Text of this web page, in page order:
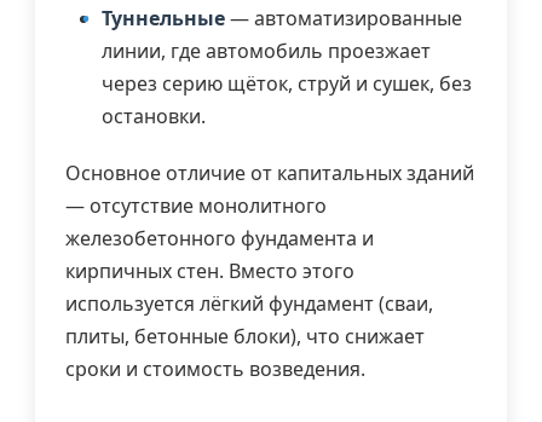
Туннельные— автоматизированные
линии, где автомобиль проезжает
через серию щёток, струй и сушек, без
остановки.
Основное отличие от капитальных зданий
— отсутствие монолитного
железобетонного фундамента и
кирпичных стен. Вместо этого
используется лёгкий фундамент (сваи,
плиты, бетонные блоки), что снижает
сроки и стоимость возведения.